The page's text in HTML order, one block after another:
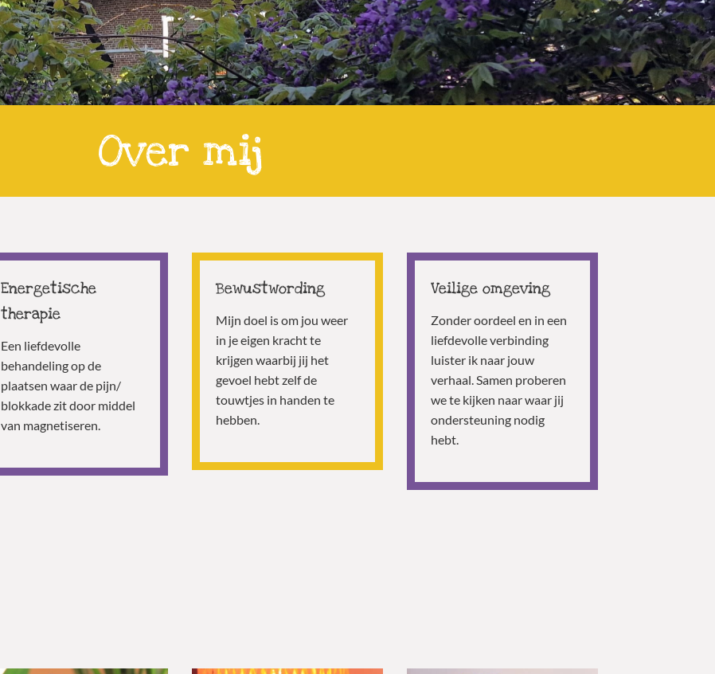
Over mij
Energetische
therapie
Een liefdevolle
behandeling op de
plaatsen waar de pijn/
blokkade zit door middel
van magnetiseren.
Bewustwording
Mijn doel is om jou weer
in je eigen kracht te
krijgen waarbij jij het
gevoel hebt zelf de
touwtjes in handen te
hebben.
Veilige omgeving
Zonder oordeel en in een
liefdevolle verbinding
luister ik naar jouw
verhaal. Samen proberen
we te kijken naar waar jij
ondersteuning nodig
hebt.